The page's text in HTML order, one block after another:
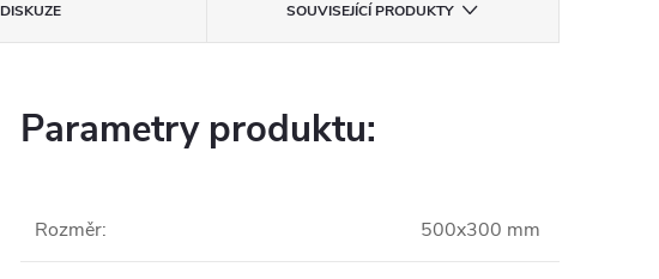
DISKUZE SOUVISEJÍCÍ PRODUKTY
Parametry produktu:
Rozměr: 500x300 mm